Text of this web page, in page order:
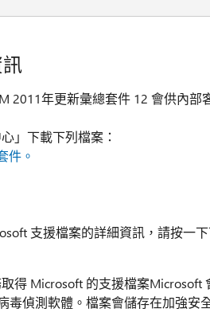
2011年更新彙總套件 12 會供內部
」下載下列檔案：
件。
支援檔案的詳細資訊，請按一
得 Microsoft 的支援檔案
毒偵測軟體。檔案會儲存在加強安